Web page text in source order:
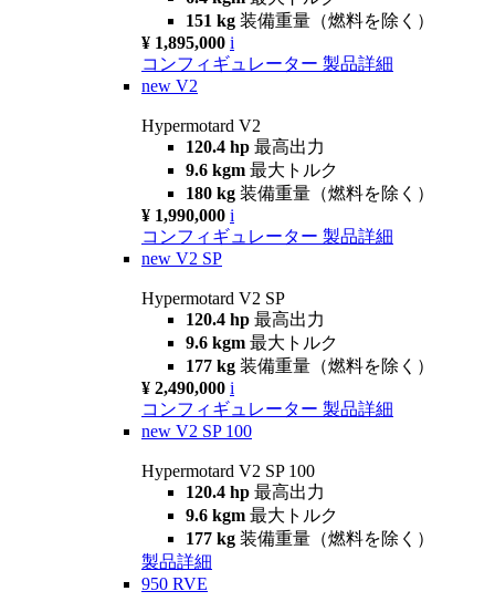
151 kg 装備重量（燃料を除く）
¥ 1,895,000 i
コンフィギュレーター 製品詳細
new V2
Hypermotard V2
120.4 hp 最高出力
9.6 kgm 最大トルク
180 kg 装備重量（燃料を除く）
¥ 1,990,000 i
コンフィギュレーター 製品詳細
new V2 SP
Hypermotard V2 SP
120.4 hp 最高出力
9.6 kgm 最大トルク
177 kg 装備重量（燃料を除く）
¥ 2,490,000 i
コンフィギュレーター 製品詳細
new V2 SP 100
Hypermotard V2 SP 100
120.4 hp 最高出力
9.6 kgm 最大トルク
177 kg 装備重量（燃料を除く）
製品詳細
950 RVE